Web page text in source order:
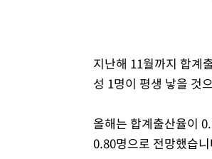
지난해 11월까지 합계
성 1명이 평생 낳을 것
올해는 합계출산율이
0.80명으로 전망했습